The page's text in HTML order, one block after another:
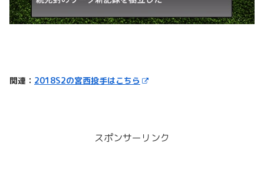
関連： 2018S2の宮西投手はこちら
スポンサーリンク